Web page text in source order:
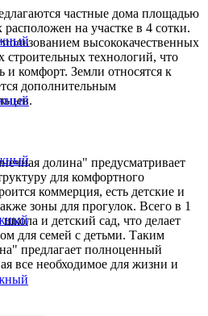
частные дома площадью
на участке в 4 сотки.
высококачественных
строительных технологий, что
и комфорт. Земли относятся к
дополнительным
долина" предусматривает
для комфортного
коммерция, есть детские и
зоны для прогулок. Всего в 1
и детский сад, что делает
для семей с детьми. Таким
предлагает полноценный
все необходимое для жизни и